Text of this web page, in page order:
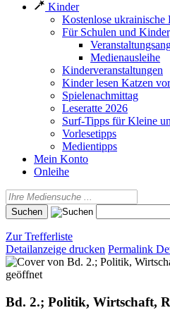
Kinder
Kostenlose
Für Schulen und
Medienausleihe
Kinderveranstaltungen
Kinder lesen Katzen vor
Spielenachmittag
Leseratte 2026
Surf-Tipps für Kleine
Vorlesetipps
Medientipps
Mein Konto
Onleihe
Zur Trefferliste
Detailanzeige drucken Permalink
geöffnet
Bd. 2.; Politik, Wirtschaft,